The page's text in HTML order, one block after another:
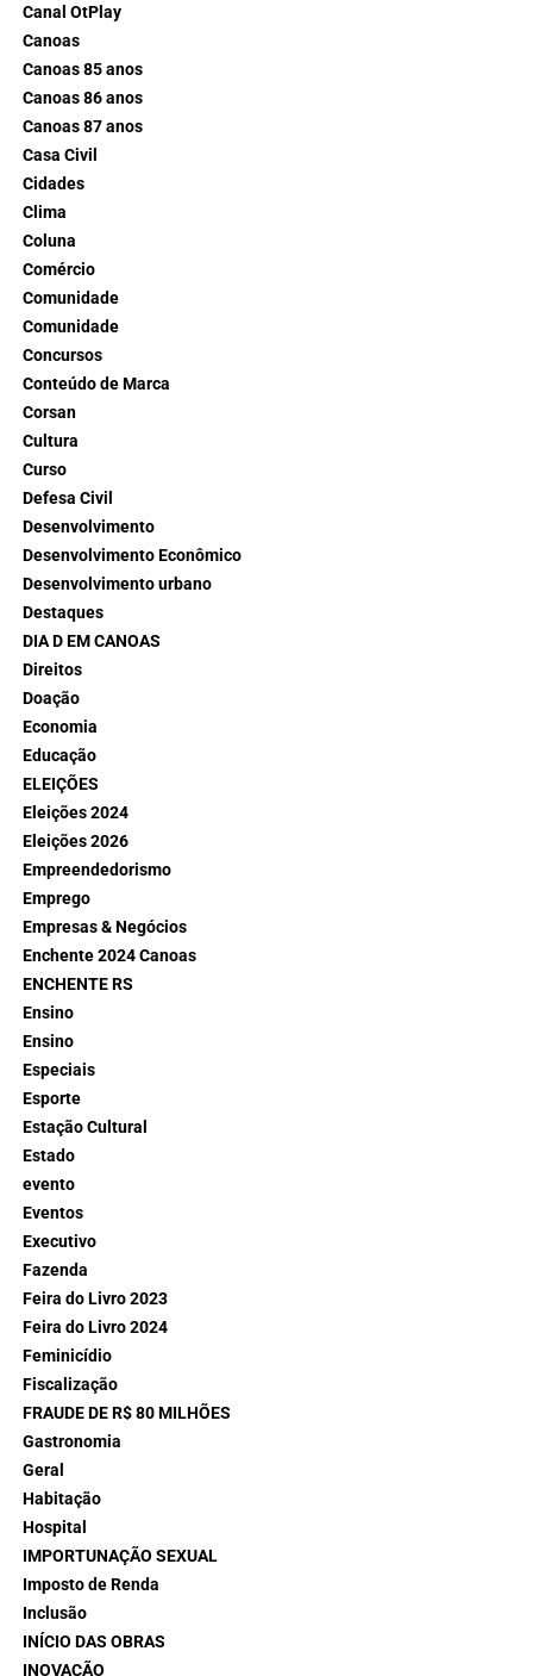
Canal OtPlay
Canoas
Canoas 85 anos
Canoas 86 anos
Canoas 87 anos
Casa Civil
Cidades
Clima
Coluna
Comércio
Comunidade
Comunidade
Concursos
Conteúdo de Marca
Corsan
Cultura
Curso
Defesa Civil
Desenvolvimento
Desenvolvimento Econômico
Desenvolvimento urbano
Destaques
DIA D EM CANOAS
Direitos
Doação
Economia
Educação
ELEIÇÕES
Eleições 2024
Eleições 2026
Empreendedorismo
Emprego
Empresas & Negócios
Enchente 2024 Canoas
ENCHENTE RS
Ensino
Ensino
Especiais
Esporte
Estação Cultural
Estado
evento
Eventos
Executivo
Fazenda
Feira do Livro 2023
Feira do Livro 2024
Feminicídio
Fiscalização
FRAUDE DE R$ 80 MILHÕES
Gastronomia
Geral
Habitação
Hospital
IMPORTUNAÇÃO SEXUAL
Imposto de Renda
Inclusão
INÍCIO DAS OBRAS
INOVAÇÃO